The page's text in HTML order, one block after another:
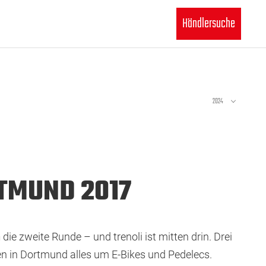
Händlersuche
2024
2017
zweite Runde – und trenoli ist mitten drin. Drei
in Dortmund alles um E-Bikes und Pedelecs.